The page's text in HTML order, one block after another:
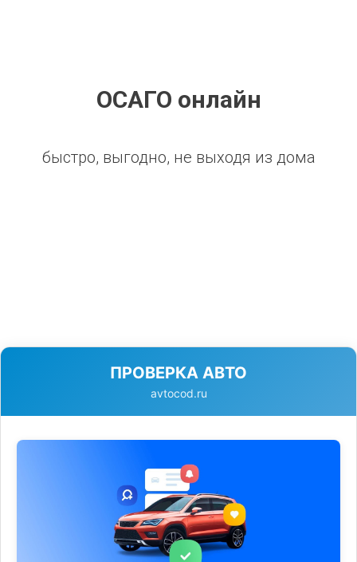
ОСАГО онлайн
быстро, выгодно, не выходя из дома
ПРОВЕРКА АВТО
avtocod.ru